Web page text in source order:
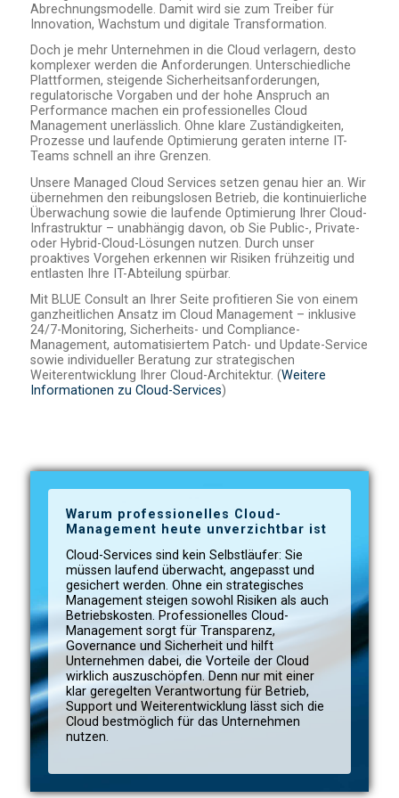
Abrechnungsmodelle. Damit wird sie zum Treiber für
Innovation, Wachstum und digitale Transformation.
Doch je mehr Unternehmen in die Cloud verlagern, desto
komplexer werden die Anforderungen. Unterschiedliche
Plattformen, steigende Sicherheitsanforderungen,
regulatorische Vorgaben und der hohe Anspruch an
Performance machen ein professionelles Cloud
Management unerlässlich. Ohne klare Zuständigkeiten,
Prozesse und laufende Optimierung geraten interne IT-
Teams schnell an ihre Grenzen.
Unsere Managed Cloud Services setzen genau hier an. Wir
übernehmen den reibungslosen Betrieb, die kontinuierliche
Überwachung sowie die laufende Optimierung Ihrer Cloud-
Infrastruktur – unabhängig davon, ob Sie Public-, Private-
oder Hybrid-Cloud-Lösungen nutzen. Durch unser
proaktives Vorgehen erkennen wir Risiken frühzeitig und
entlasten Ihre IT-Abteilung spürbar.
Mit BLUE Consult an Ihrer Seite profitieren Sie von einem
ganzheitlichen Ansatz im Cloud Management – inklusive
24/7-Monitoring, Sicherheits- und Compliance-
Management, automatisiertem Patch- und Update-Service
sowie individueller Beratung zur strategischen
Weiterentwicklung Ihrer Cloud-Architektur. (Weitere
Informationen zu Cloud-Services)
Warum professionelles Cloud-
Management heute unverzichtbar ist
Cloud-Services sind kein Selbstläufer: Sie
müssen laufend überwacht, angepasst und
gesichert werden. Ohne ein strategisches
Management steigen sowohl Risiken als auch
Betriebskosten. Professionelles Cloud-
Management sorgt für Transparenz,
Governance und Sicherheit und hilft
Unternehmen dabei, die Vorteile der Cloud
wirklich auszuschöpfen. Denn nur mit einer
klar geregelten Verantwortung für Betrieb,
Support und Weiterentwicklung lässt sich die
Cloud bestmöglich für das Unternehmen
nutzen.